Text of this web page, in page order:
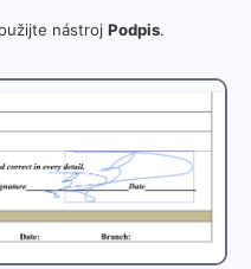
nástroj Podpis.